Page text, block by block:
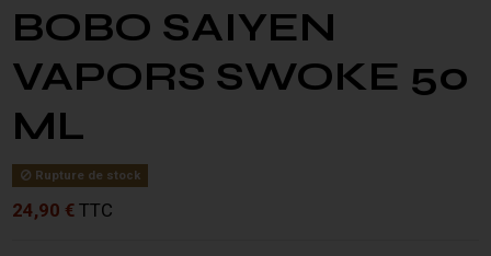
BOBO SAIYEN
VAPORS SWOKE 50
ML
Rupture de stock
24,90 €TTC